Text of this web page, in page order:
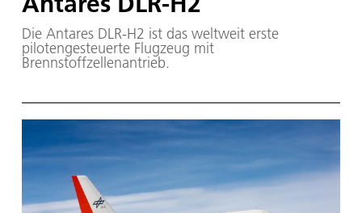
Die Antares DLR-H2 ist das weltweit erste
pilotengesteuerte Flugzeug mit
Brennstoffzellenantrieb.